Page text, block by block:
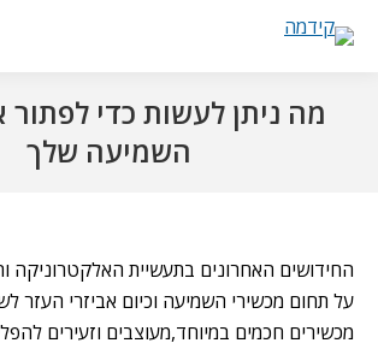
מה ניתן לעשות כדי לפתור
השמיעה שלך
החידושים האחרונים בתעשיית האלקטרוניקה
על תחום מכשירי השמיעה וכיום אביזרי העזר
מכשירים חכמים במיוחד,מעוצבים וזעירים